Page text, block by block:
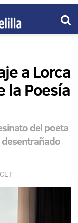
a Lorca
la Poesía
del poeta
desentrañado